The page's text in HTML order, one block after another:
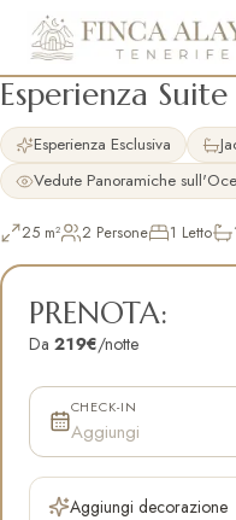
Esperienza
Esperienza Esclusiva
Vedute Panoramiche
25 m² 2 Persone 1 Letto
PRENOTA:
Da 219€/notte
CHECK-IN
Aggiungi
Aggiungi decorazione